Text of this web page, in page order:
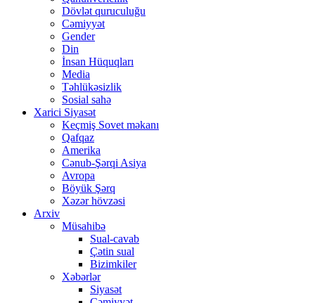
Dövlət quruculuğu
Cəmiyyət
Gender
Din
İnsan Hüquqları
Media
Təhlükəsizlik
Sosial sahə
Xarici Siyasət
Keçmiş Sovet məkanı
Qafqaz
Amerika
Cənub-Şərqi Asiya
Avropa
Böyük Şərq
Xəzər hövzəsi
Arxiv
Müsahibə
Sual-cavab
Çətin sual
Bizimkiler
Xəbərlər
Siyasət